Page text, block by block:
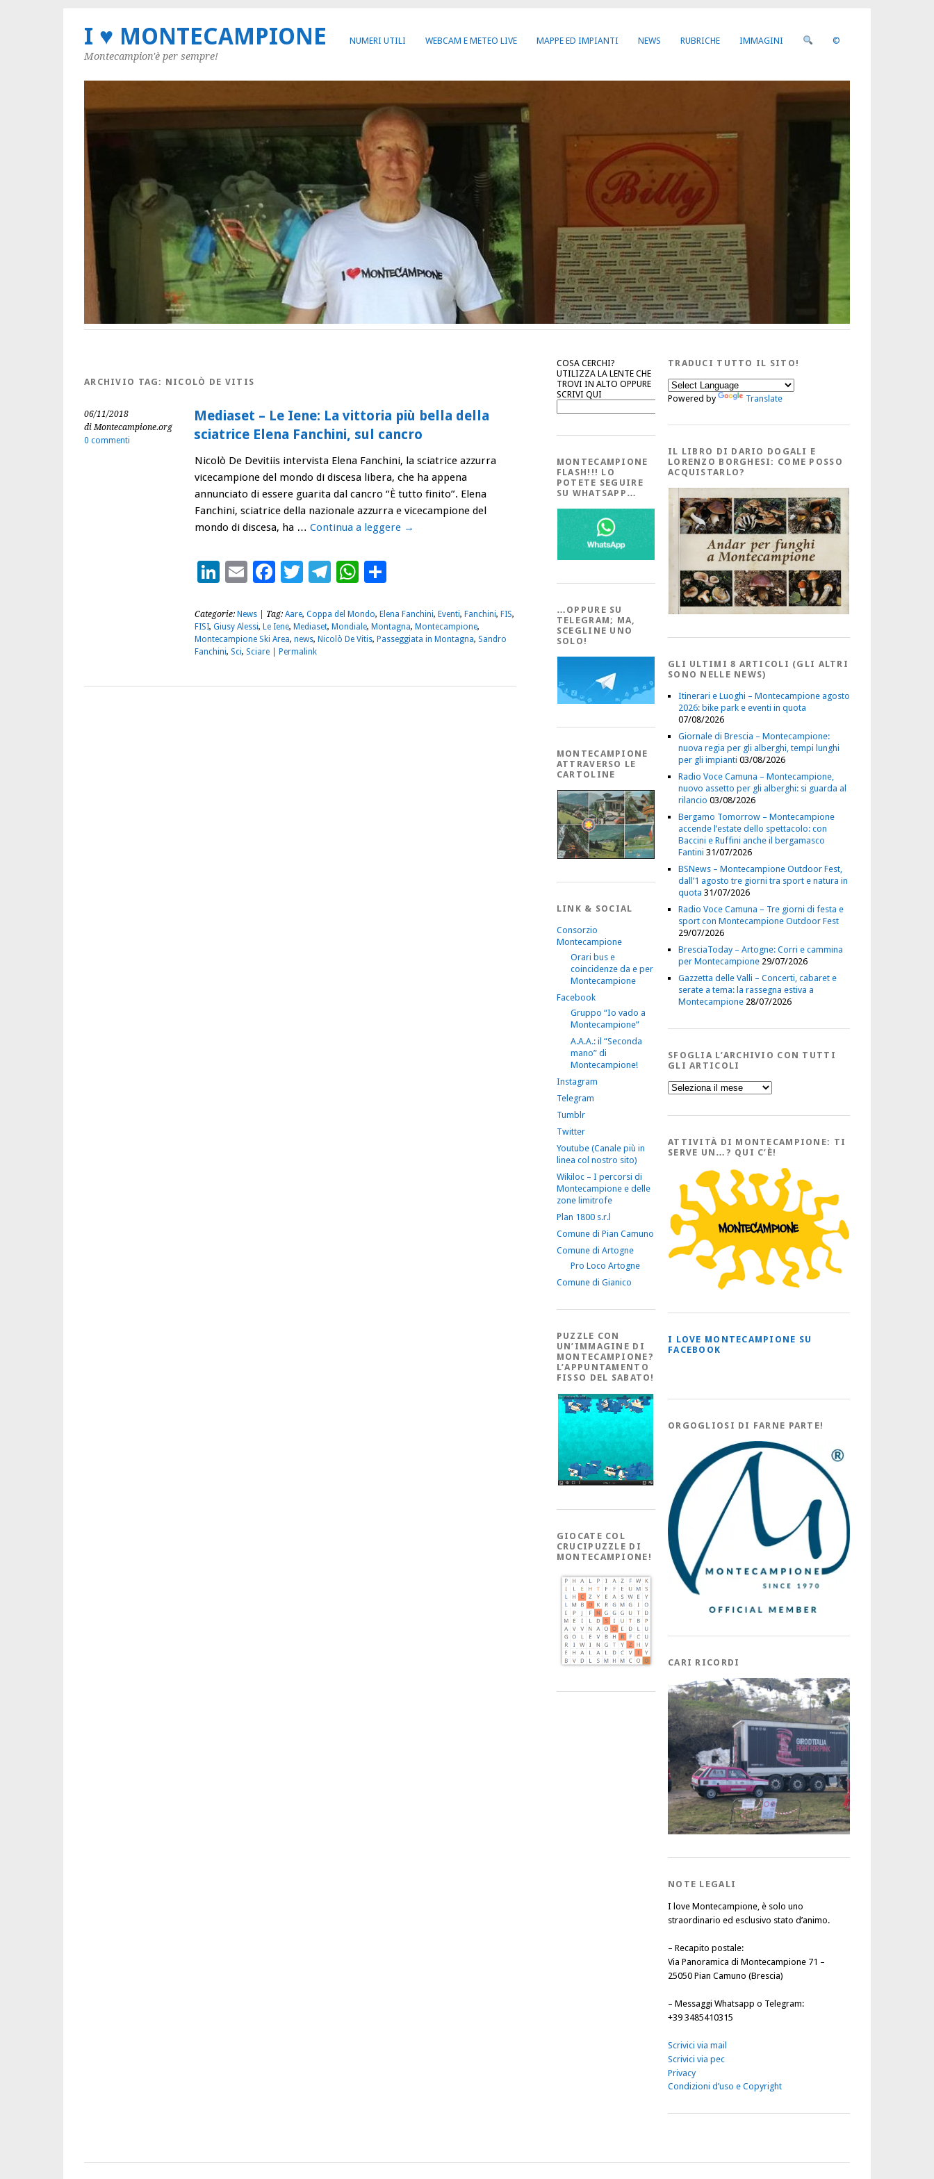
NUMERI UTILI WEBCAM E METEO LIVE MAPPE ED IMPIANTI NEWS RUBRICHE IMMAGINI ©
I ♥ MONTECAMPIONE
Montecampion'è per sempre!
ARCHIVIO TAG: NICOLÒ DE VITIS
06/11/2018
di Montecampione.org
0 commenti
Mediaset – Le Iene: La vittoria più bella della
sciatrice Elena Fanchini, sul cancro
Nicolò De Devitiis intervista Elena Fanchini, la sciatrice azzurra
vicecampione del mondo di discesa libera, che ha appena
annunciato di essere guarita dal cancro “È tutto finito”. Elena
Fanchini, sciatrice della nazionale azzurra e vicecampione del
mondo di discesa, ha … Continua a leggere →
LinkedIn
EmailFacebook
Twitter
Telegram
WhatsApp
Condividi
Categorie: News| Tag: Aare, Coppa del Mondo, Elena Fanchini, Eventi, Fanchini, FIS,
FISI, Giusy Alessi, Le Iene, Mediaset, Mondiale, Montagna, Montecampione,
Montecampione Ski Area, news, Nicolò De Vitis, Passeggiata in Montagna, Sandro
Fanchini, Sci, Sciare| Permalink
COSA CERCHI?
UTILIZZA LA LENTE CHE
TROVI IN ALTO OPPURE
SCRIVI QUI
Cerca
MONTECAMPIONE
FLASH!!! LO
POTETE SEGUIRE
SU WHATSAPP…
…OPPURE SU
TELEGRAM; MA,
SCEGLINE UNO
SOLO!
MONTECAMPIONE
ATTRAVERSO LE
CARTOLINE
LINK & SOCIAL
Consorzio
Montecampione
Orari bus e
coincidenze da e per
Montecampione
Facebook
Gruppo “Io vado a
Montecampione”
A.A.A.: il “Seconda
mano” di
Montecampione!
Instagram
Telegram
Tumblr
Twitter
Youtube (Canale più in
linea col nostro sito)
Wikiloc – I percorsi di
Montecampione e delle
zone limitrofe
Plan 1800 s.r.l
Comune di Pian Camuno
Comune di Artogne
Pro Loco Artogne
Comune di Gianico
PUZZLE CON
UN’IMMAGINE DI
MONTECAMPIONE?
L’APPUNTAMENTO
FISSO DEL SABATO!
GIOCATE COL
CRUCIPUZZLE DI
MONTECAMPIONE!
TRADUCI TUTTO IL SITO!
Powered by Translate
IL LIBRO DI DARIO DOGALI E
LORENZO BORGHESI: COME POSSO
ACQUISTARLO?
GLI ULTIMI 8 ARTICOLI (GLI ALTRI
SONO NELLE NEWS)
Itinerari e Luoghi – Montecampione agosto
2026: bike park e eventi in quota
07/08/2026
Giornale di Brescia – Montecampione:
nuova regia per gli alberghi, tempi lunghi
per gli impianti 03/08/2026
Radio Voce Camuna – Montecampione,
nuovo assetto per gli alberghi: si guarda al
rilancio 03/08/2026
Bergamo Tomorrow – Montecampione
accende l’estate dello spettacolo: con
Baccini e Ruffini anche il bergamasco
Fantini 31/07/2026
BSNews – Montecampione Outdoor Fest,
dall’1 agosto tre giorni tra sport e natura in
quota 31/07/2026
Radio Voce Camuna – Tre giorni di festa e
sport con Montecampione Outdoor Fest
29/07/2026
BresciaToday – Artogne: Corri e cammina
per Montecampione 29/07/2026
Gazzetta delle Valli – Concerti, cabaret e
serate a tema: la rassegna estiva a
Montecampione 28/07/2026
SFOGLIA L’ARCHIVIO CON TUTTI
GLI ARTICOLI
Sfoglia
l’Archivio
tutti
Articoli
ATTIVITÀ DI MONTECAMPIONE: TI
SERVE UN…? QUI C’È!
I LOVE MONTECAMPIONE SU
FACEBOOK
ORGOGLIOSI DI FARNE PARTE!
CARI RICORDI
NOTE LEGALI
I love Montecampione, è solo uno
straordinario ed esclusivo stato d’animo.
– Recapito postale:
Via Panoramica di Montecampione 71 –
25050 Pian Camuno (Brescia)
– Messaggi Whatsapp o Telegram:
+39 3485410315
Scrivici via mail
Scrivici via pec
Privacy
Condizioni d’uso e Copyright